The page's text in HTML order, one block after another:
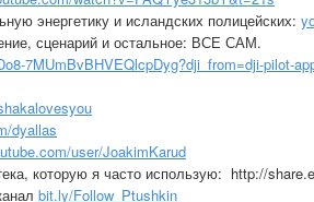
энергетику и исландских полицейских:
сценарий и остальное: ВСЕ САМ.
7MUmBvBHVEQlcpDyg?dji_from=dji-pilot-
dyallas
user/JoakimKarud
которую я часто использую: http://
bit.ly/Follow_Ptushkin